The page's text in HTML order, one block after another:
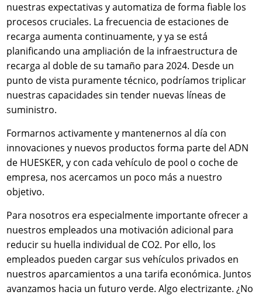
nuestras expectativas y automatiza de forma fiable los
procesos cruciales. La frecuencia de estaciones de
recarga aumenta continuamente, y ya se está
planificando una ampliación de la infraestructura de
recarga al doble de su tamaño para 2024. Desde un
punto de vista puramente técnico, podríamos triplicar
nuestras capacidades sin tender nuevas líneas de
suministro.
Formarnos activamente y mantenernos al día con
innovaciones y nuevos productos forma parte del ADN
de HUESKER, y con cada vehículo de pool o coche de
empresa, nos acercamos un poco más a nuestro
objetivo.
Para nosotros era especialmente importante ofrecer a
nuestros empleados una motivación adicional para
reducir su huella individual de CO2. Por ello, los
empleados pueden cargar sus vehículos privados en
nuestros aparcamientos a una tarifa económica. Juntos
avanzamos hacia un futuro verde. Algo electrizante. ¿No